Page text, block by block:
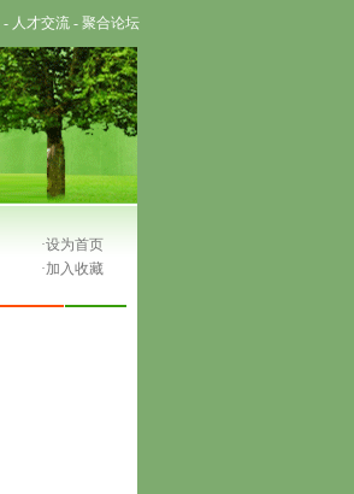
- 人才交流 - 聚合论坛
·设为首页
·加入收藏